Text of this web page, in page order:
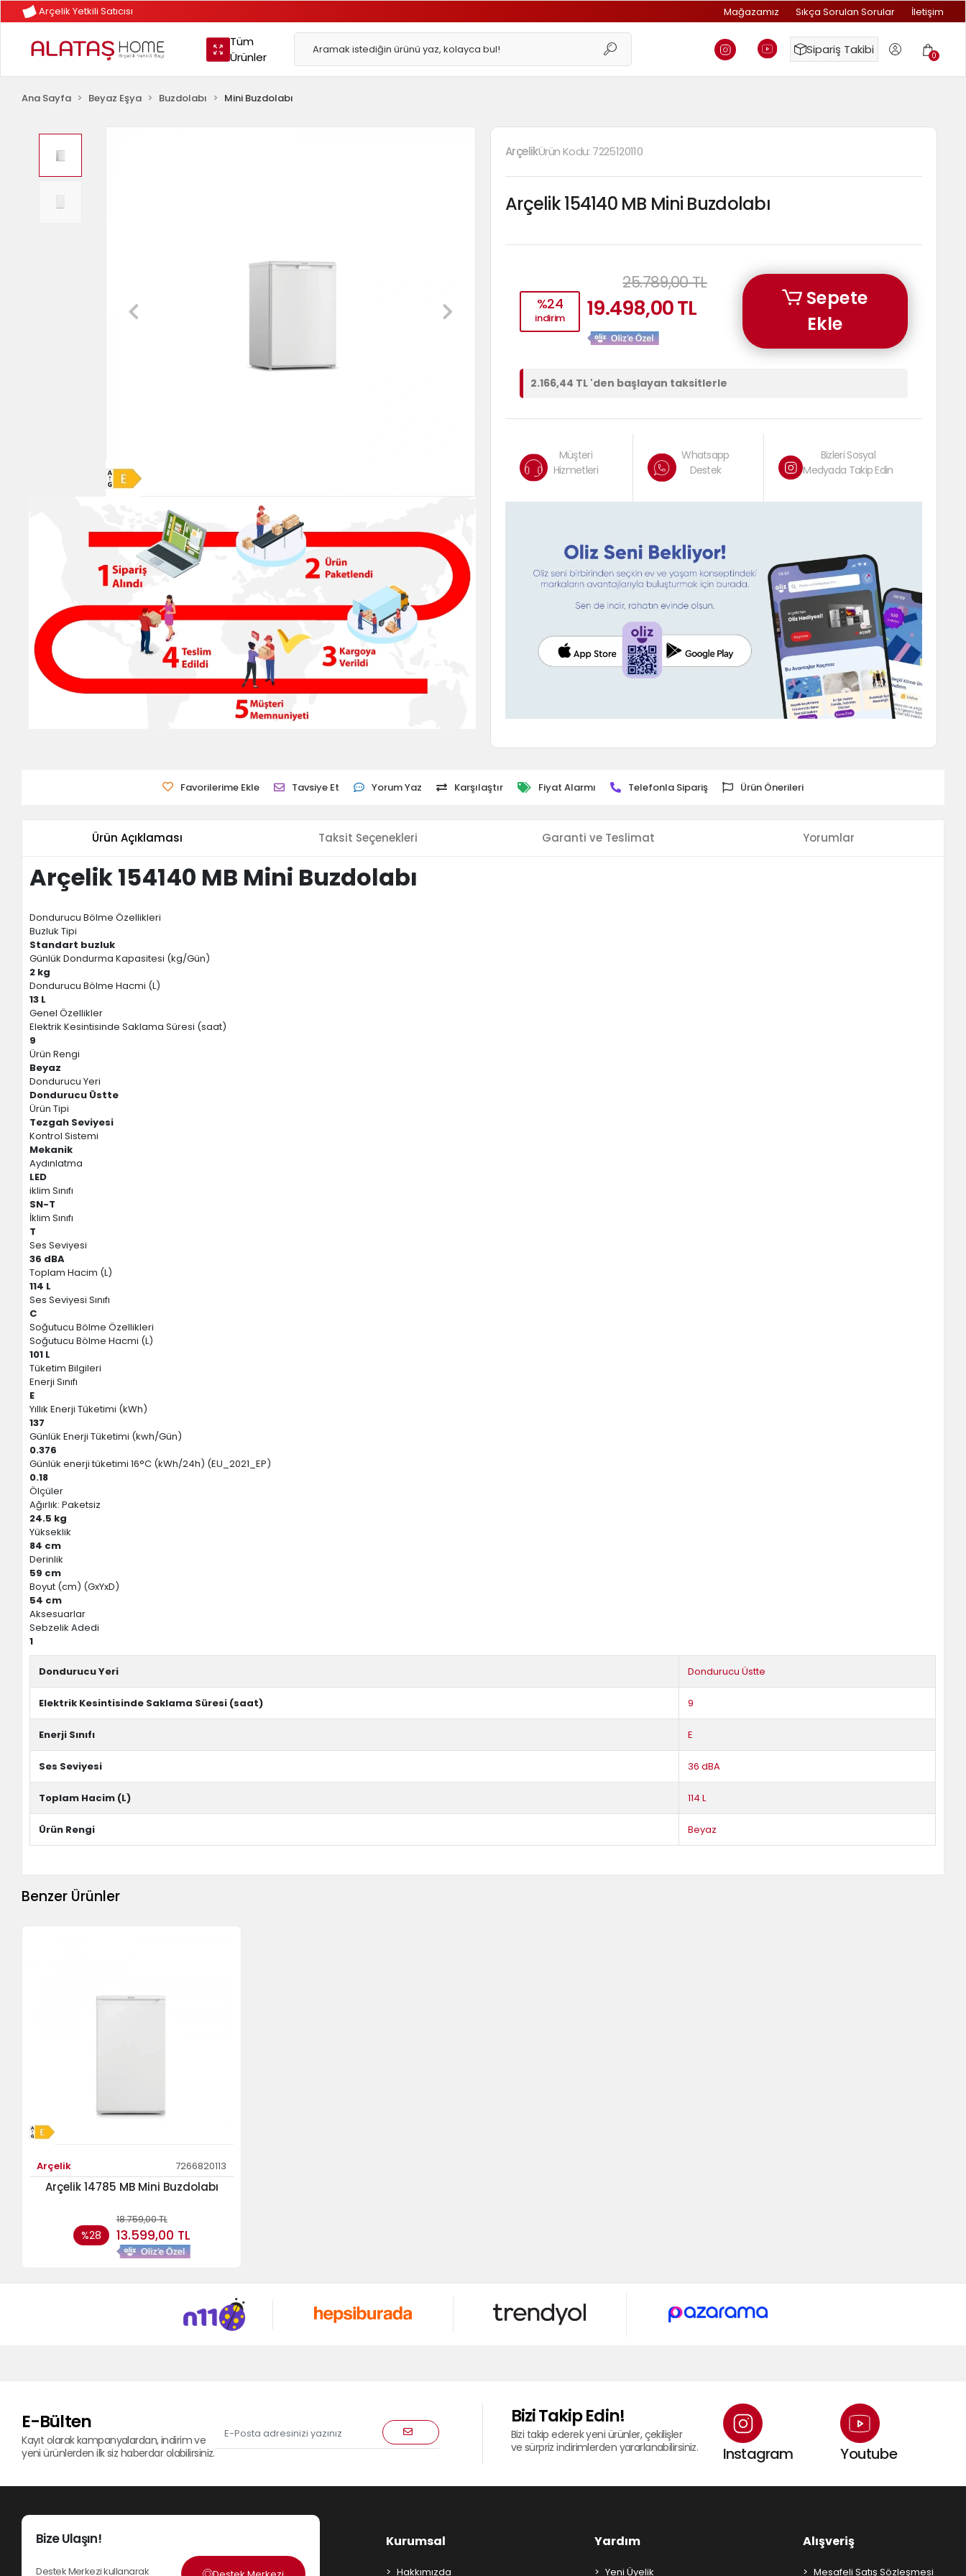
Arçelik Yetkili Satıcısı Mağazamız Sıkça Sorulan Sorular İletişim
Tüm
Ürünler
Sipariş Takibi 0
Ana Sayfa Beyaz Eşya Buzdolabı Mini Buzdolabı
ArçelikÜrün Kodu: 7225120110
Arçelik 154140 MB Mini Buzdolabı
%24
indirim
25.789,00 TL
19.498,00 TL
Sepete
Ekle
2.166,44 TL 'den başlayan taksitlerle
Müşteri
Hizmetleri
Whatsapp
Destek
Bizleri Sosyal
Medyada Takip Edin
Favorilerime Ekle Tavsiye Et Yorum Yaz Karşılaştır Fiyat Alarmı Telefonla Sipariş Ürün Önerileri
Ürün Açıklaması Taksit Seçenekleri Garanti ve Teslimat Yorumlar
Arçelik 154140 MB Mini Buzdolabı
Dondurucu Bölme Özellikleri
Buzluk Tipi
Standart buzluk
Günlük Dondurma Kapasitesi (kg/Gün)
2 kg
Dondurucu Bölme Hacmi (L)
13 L
Genel Özellikler
Elektrik Kesintisinde Saklama Süresi (saat)
9
Ürün Rengi
Beyaz
Dondurucu Yeri
Dondurucu Üstte
Ürün Tipi
Tezgah Seviyesi
Kontrol Sistemi
Mekanik
Aydınlatma
LED
iklim Sınıfı
SN-T
İklim Sınıfı
T
Ses Seviyesi
36 dBA
Toplam Hacim (L)
114 L
Ses Seviyesi Sınıfı
C
Soğutucu Bölme Özellikleri
Soğutucu Bölme Hacmi (L)
101 L
Tüketim Bilgileri
Enerji Sınıfı
E
Yıllık Enerji Tüketimi (kWh)
137
Günlük Enerji Tüketimi (kwh/Gün)
0.376
Günlük enerji tüketimi 16°C (kWh/24h) (EU_2021_EP)
0.18
Ölçüler
Ağırlık: Paketsiz
24.5 kg
Yükseklik
84 cm
Derinlik
59 cm
Boyut (cm) (GxYxD)
54 cm
Aksesuarlar
Sebzelik Adedi
1
Dondurucu Yeri Dondurucu Üstte
Elektrik Kesintisinde Saklama Süresi (saat) 9
Enerji Sınıfı E
Ses Seviyesi 36 dBA
Toplam Hacim (L) 114 L
Ürün Rengi Beyaz
Benzer Ürünler
Arçelik 7266820113
Arçelik 14785 MB Mini Buzdolabı
%28
18.759,00 TL
13.599,00 TL
E-Bülten
Kayıt olarak kampanyalardan, indirim ve
yeni ürünlerden ilk siz haberdar olabilirsiniz.
Bizi Takip Edin!
Bizi takip ederek yeni ürünler, çekilişler
ve sürpriz indirimlerden yararlanabilirsiniz.
Instagram Youtube
Bize Ulaşın!
Destek Merkezi kullanarak
Kurumsal
Hakkımızda
Yardım
Yeni Üyelik
Alışveriş
Mesafeli Satış Sözleşmesi